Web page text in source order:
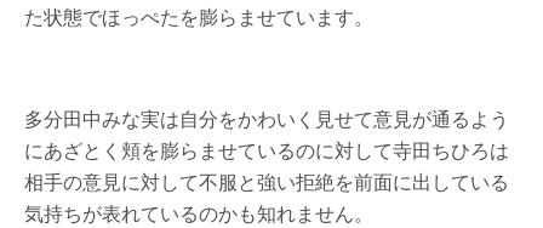
た状態でほっぺたを膨らませています。
多分田中みな実は自分をかわいく見せて意見が通るよう
にあざとく頬を膨らませているのに対して寺田ちひろは
相手の意見に対して不服と強い拒絶を前面に出している
気持ちが表れているのかも知れません。